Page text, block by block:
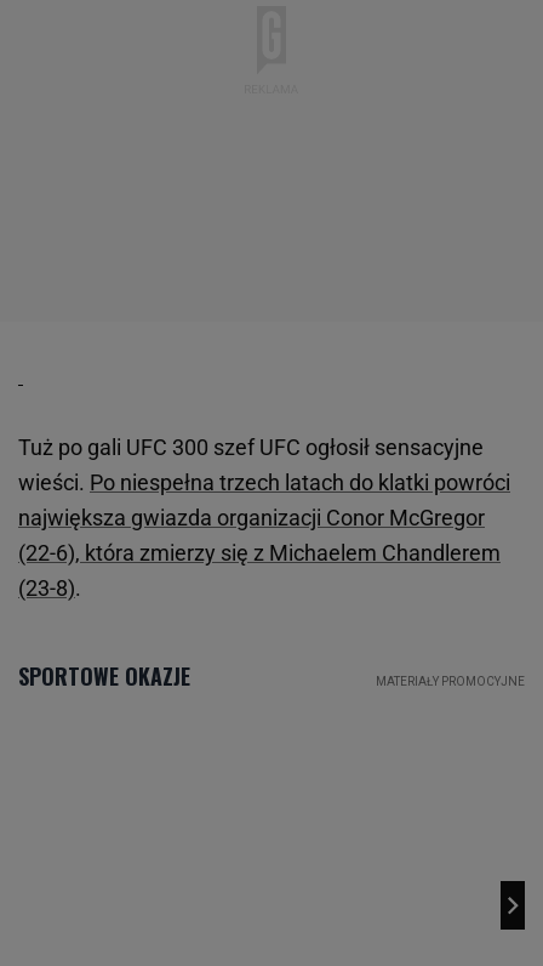
Tuż po gali UFC 300 szef UFC ogłosił sensacyjne
wieści. Po niespełna trzech latach do klatki powróci
największa gwiazda organizacji Conor McGregor
(22-6), która zmierzy się z Michaelem Chandlerem
(23-8).